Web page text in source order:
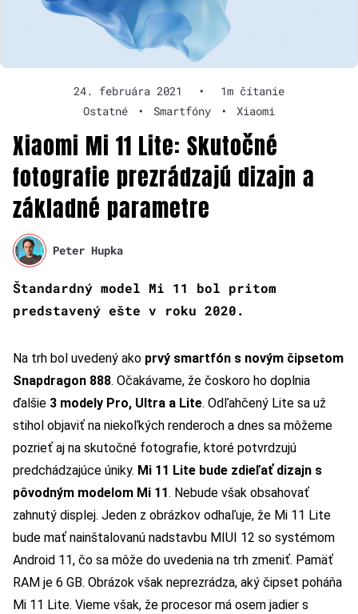
24. februára 2021 •
1m čítanie
Ostatné
• Smartfóny • Xiaomi
Xiaomi Mi 11 Lite: Skutočné
fotografie prezrádzajú dizajn a
základné parametre
Peter Hupka
Štandardný model Mi 11 bol pritom
predstavený ešte v roku 2020.
Na trh bol uvedený ako prvý smartfón s novým čipsetom
Snapdragon 888. Očakávame, že čoskoro ho doplnia
ďalšie 3 modely Pro, Ultra a Lite. Odľahčený Lite sa už
stihol objaviť na niekoľkých renderoch a dnes sa môžeme
pozrieť aj na skutočné fotografie, ktoré potvrdzujú
predchádzajúce úniky. Mi 11 Lite bude zdieľať dizajn s
pôvodným modelom Mi 11. Nebude však obsahovať
zahnutý displej. Jeden z obrázkov odhaľuje, že Mi 11 Lite
bude mať nainštalovanú nadstavbu MIUI 12 so systémom
Android 11, čo sa môže do uvedenia na trh zmeniť. Pamäť
RAM je 6 GB. Obrázok však neprezrádza, aký čipset poháňa
Mi 11 Lite. Vieme však, že procesor má osem jadier s